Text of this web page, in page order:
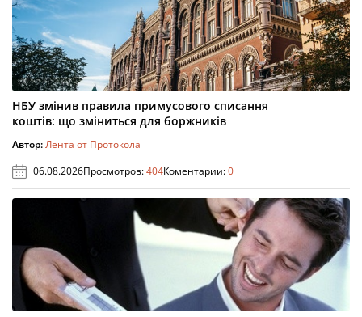
НБУ змінив правила примусового списання
коштів: що зміниться для боржників
Автор:Лента от Протокола
06.08.2026Просмотров:404Коментарии:0